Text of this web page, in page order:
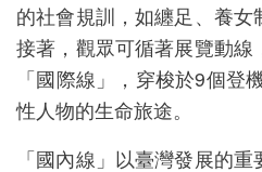
出
文
創
的社會規訓，如纏足、養女
接著，觀眾可循著展覽動
「國際線」，穿梭於9個登
性人物的生命旅途。
「國內線」以臺灣發展的